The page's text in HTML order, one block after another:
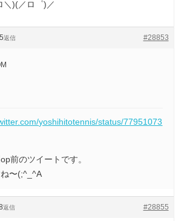
＼)(／ロ゜)／
#28853
返信
yoshihitotennis/status/77951073
前のツイートです。
〜(;^_^A
#28855
返信